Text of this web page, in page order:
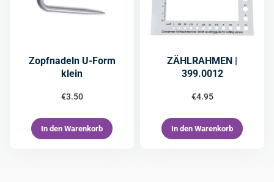
Zopfnadeln U-Form
klein
€3.50
In den Warenkorb
ZÄHLRAHMEN |
399.0012
€4.95
In den Warenkorb